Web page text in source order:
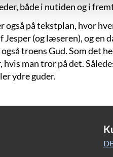
både i nutiden og i
på tekstplan, hvor
(og læseren), og en
troens Gud. Som det
man tror på det.
ydre guder.